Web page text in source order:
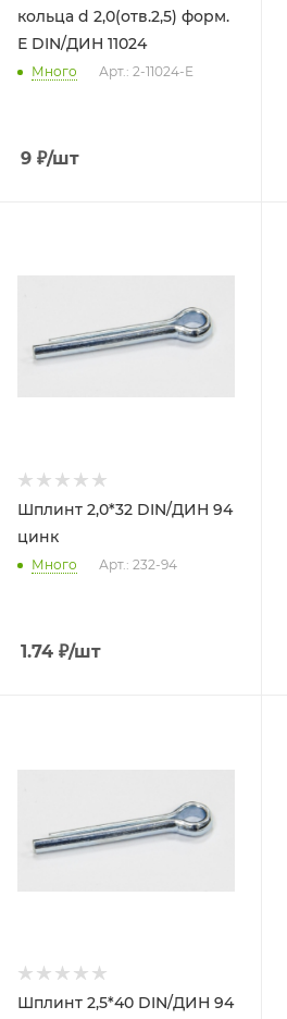
кольца d 2,0(отв.2,5) форм.
Е DIN/ДИН 11024
Много Арт.: 2-11024-E
9 ₽/шт
Шплинт 2,0*32 DIN/ДИН 94
цинк
Много Арт.: 232-94
1.74 ₽/шт
Шплинт 2,5*40 DIN/ДИН 94